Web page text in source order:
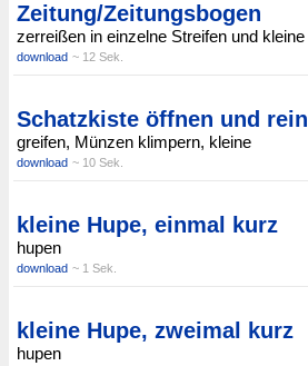
Zeitung/Zeitungsbogen
zerreißen in einzelne Streifen und kleine
download ~ 12 Sek.
Schatzkiste öffnen und rein
greifen, Münzen klimpern, kleine
download ~ 10 Sek.
kleine Hupe, einmal kurz
hupen
download ~ 1 Sek.
kleine Hupe, zweimal kurz
hupen